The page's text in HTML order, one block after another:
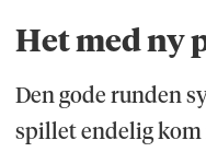
Het med ny
Den gode runden
spillet endelig kom